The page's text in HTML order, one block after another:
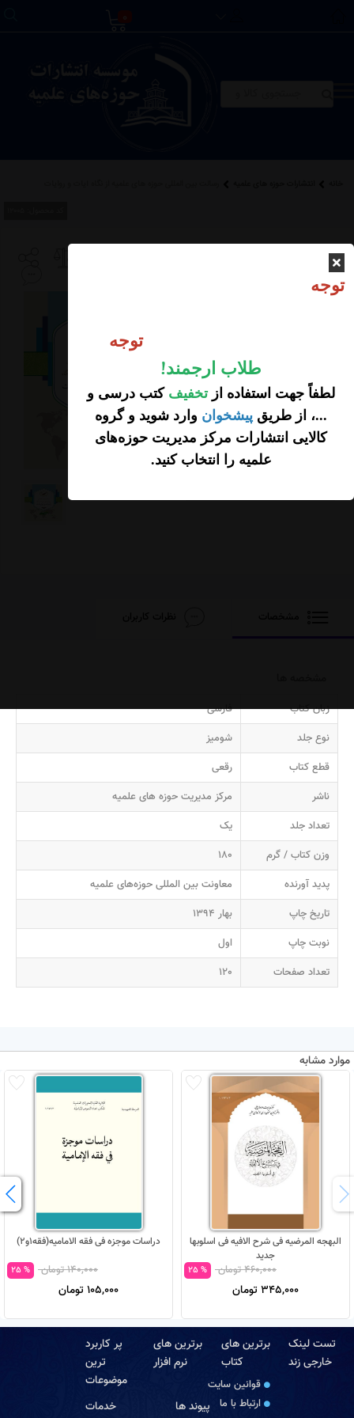
توجه
توجه
طلاب ارجمند!
لطفاً جهت استفاده از تخفیف کتب درسی و
...، از طریق پیشخوان وارد شوید و گروه
کالایی انتشارات مرکز مدیریت حوزه‌های
علمیه را انتخاب کنید.
رسالت بین المللی حوزه
های علمیه از نگاه آیات و
100,000 تومان
25,000 تخفیف
75,000 تومان
افزودن محصول به
زبان کتاب
فارسی
نوع جلد
شومیز
قطع کتاب
رقعی
ناشر
مرکز مدیریت حوزه های علمیه
تعداد جلد
یک
وزن کتاب / گرم
180
پدید آورنده
معاونت بین المللی حوزه‌های علمیه
تاریخ چاپ
بهار 1394
نوبت چاپ
اول
تعداد صفحات
120
موارد مشابه
البهجه المرضیه فی شرح الافیه فی اسلوبها
جدید
460,000 تومان % 25
345,000 تومان
دراسات موجزه فی فقه الامامیه(فقه1و2)
140,000 تومان % 25
105,000 تومان
تست لینک
خارجی زند
برترین های
کتاب
قوانین سایت
ارتباط با ما
برترین های
نرم افزار
پر کاربرد
ترین
موضوعات
پیوند ها
خدمات